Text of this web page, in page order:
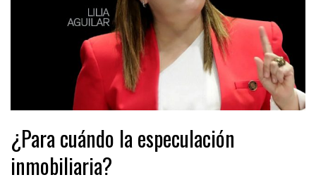
¿Para cuándo la especulación
inmobiliaria?